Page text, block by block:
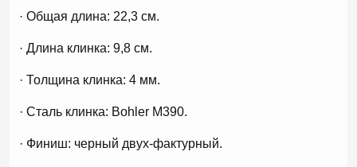
· Общая длина: 22,3 см.
· Длина клинка: 9,8 см.
· Толщина клинка: 4 мм.
· Сталь клинка: Bohler M390.
· Финиш: черный двух-фактурный.